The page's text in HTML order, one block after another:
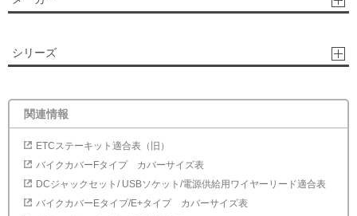
シリーズ
関連情報
ETCステーキット適合表（旧）
バイクカバーFタイプ カバーサイズ表
DCジャックセット/ USBソケット/電源供給用ワイヤーリード適合表
バイクカバーEタイプ/E+タイプ カバーサイズ表